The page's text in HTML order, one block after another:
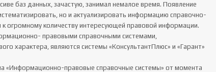
баз данных, зачастую, занимал немалое время. Появление
но и актуализировать информацию справочно-
огромному количеству интересующей правовой информации.
правовыми справочными системами,
характера, являются системы «КонсультантПлюс» и «Гарант»
«Информационно-правовые справочные системы» от момента